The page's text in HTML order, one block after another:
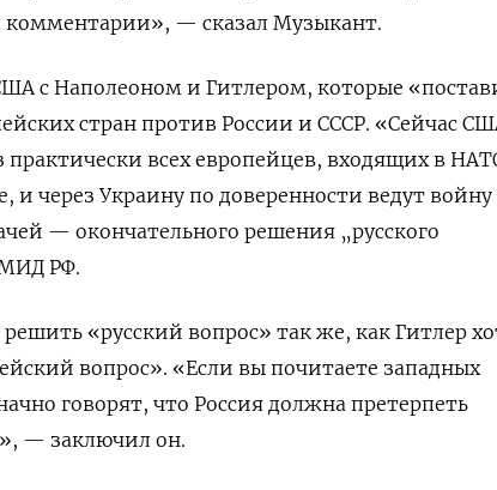
комментарии», — сказал Музыкант.
с Наполеоном и Гитлером, которые
стран против России и СССР. «Сейчас
всех европейцев, входящих в
и через Украину по доверенности ведут
— окончательного решения „русского
РФ.
«русский вопрос» так же, как Гитлер
вопрос». «Если вы почитаете западных
говорят, что Россия должна претерпеть
— заключил он.